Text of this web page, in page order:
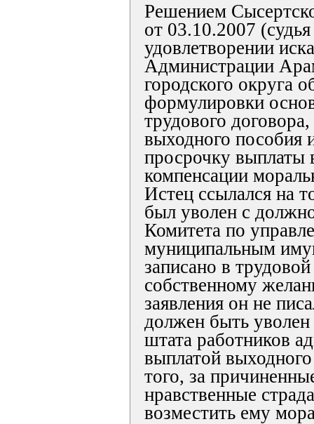
Решением
от 03.10.2007
удовлетворении
Администрации
городского округа
формулировки
трудового
выходного пособия
просрочку выплаты
компенсации
Истец ссылался на
был уволен с
Комитета по
муниципальным
записано в
собственному
заявления он не
должен быть
штата работников
выплатой
того, за
нравственные
возместить ему